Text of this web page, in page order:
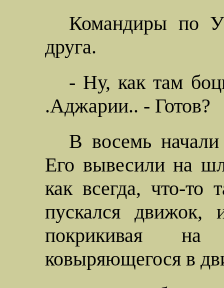
Командиры по
друга.
- Ну, как там
.Аджарии.. - Готов?
В восемь начали
Его вывесили на
как всегда, что-
пускался движок,
покрикивая
ковыряющегося в